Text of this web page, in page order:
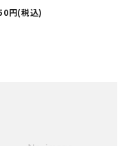
円(税込)